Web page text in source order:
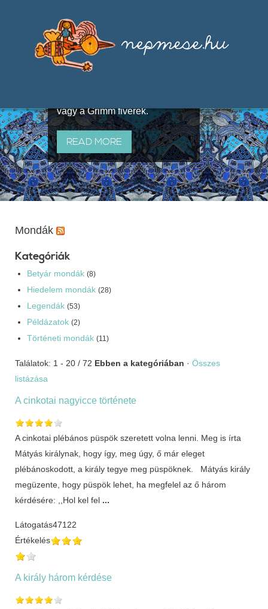
útján terjedő elbeszélésekből,
melyeket olyan ismert gyűjtők
állítottak össze, mint Benedek
vagy a Grimm fivérek.
READ MORE
Mondák
Kategóriák
Betyár mondák (8)
Hiedelem mondák (28)
Legendák (53)
Példázatok (2)
Történeti mondák (11)
Találatok: 1 - 20 / 72 Ebben a kategóriában · Összes
listázása
A cinkotai nagyicce története
A cinkotai plébános püspök szeretett volna lenni. Meg is írta
Mátyás királynak, hogy így, meg úgy, ő már eleget
plébánoskodott, a király tegye meg püspöknek. Mátyás király
megüzente, hogy püspök lehet, ha megfelel az ő három
kérdésére: ,,Hol kel fel ...
Látogatás47122
Értékelés
A király három kérdése